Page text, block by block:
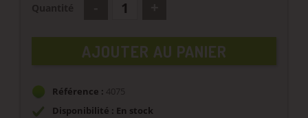
AJOUTER AU PANIER
Référence : 4075
Disponibilité : En stock